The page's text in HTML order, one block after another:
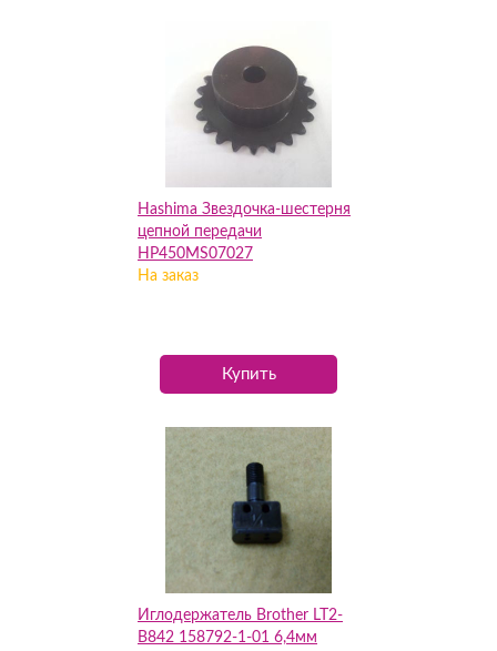
Hashima Звездочка-шестерня
цепной передачи
HP450MS07027
На заказ
Купить
Иглодержатель Brother LT2-
B842 158792-1-01 6,4мм